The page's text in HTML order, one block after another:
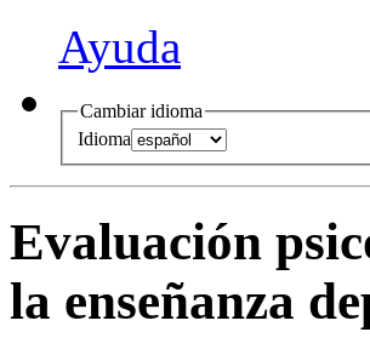
Ayuda
Cambiar idioma
Idioma
Evaluación
la enseñanza